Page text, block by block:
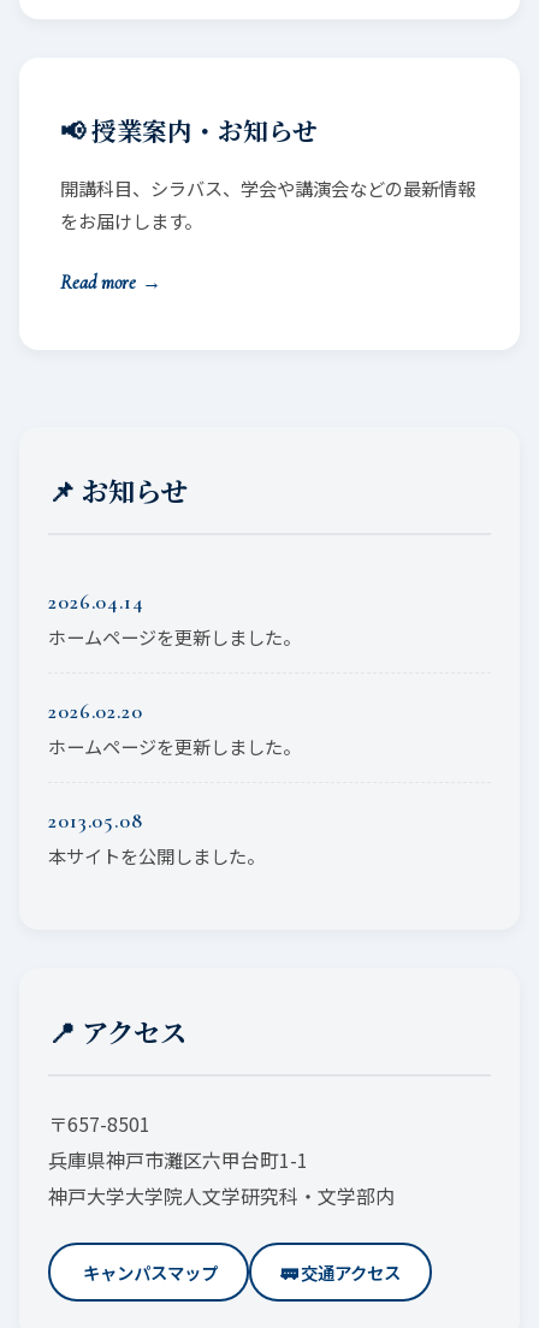
📢 授業案内・お知らせ
開講科目、シラバス、学会や講演会などの最新情報
をお届けします。
Read more →
📌 お知らせ
2026.04.14
ホームページを更新しました。
2026.02.20
ホームページを更新しました。
2013.05.08
本サイトを公開しました。
📍 アクセス
〒657-8501
兵庫県神戸市灘区六甲台町1-1
神戸大学大学院人文学研究科・文学部内
️ キャンパスマップ 🚃 交通アクセス